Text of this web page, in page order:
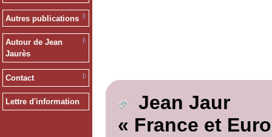
Autres publications
Autour de Jean
Jaurès
Contact
Lettre d'information
Jean Jaur
« France et